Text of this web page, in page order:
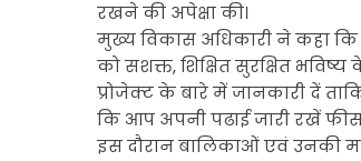
रखने की अपेक्षा की।
मुख्य विकास अधिकारी ने कहा
को सशक्त, शिक्षित सुरक्षित
प्रोजेक्ट के बारे में जानकारी दें
कि आप अपनी पढाई जारी रखें
इस दौरान बालिकाओं एवं उनकी